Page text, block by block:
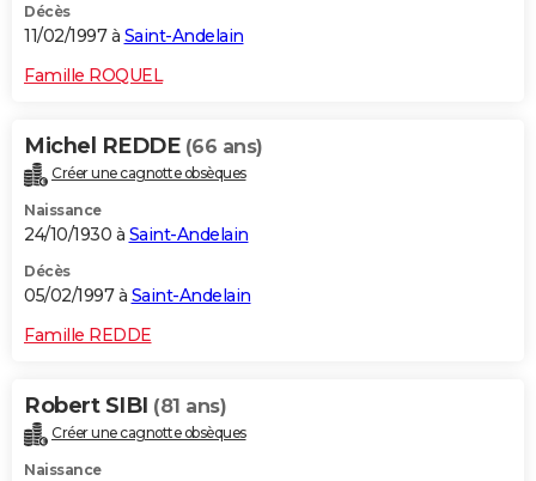
Décès
11/02/1997 à Saint-Andelain
Famille ROQUEL
Michel REDDE (66 ans)
Créer une cagnotte obsèques
Naissance
24/10/1930 à Saint-Andelain
Décès
05/02/1997 à Saint-Andelain
Famille REDDE
Robert SIBI (81 ans)
Créer une cagnotte obsèques
Naissance